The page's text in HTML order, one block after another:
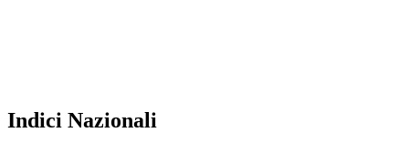
Indici Nazionali